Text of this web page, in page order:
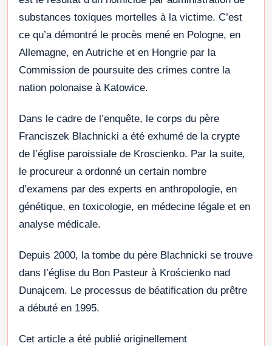
substances toxiques mortelles à la victime. C’est
ce qu’a démontré le procès mené en Pologne, en
Allemagne, en Autriche et en Hongrie par la
Commission de poursuite des crimes contre la
nation polonaise à Katowice.
Dans le cadre de l’enquête, le corps du père
Franciszek Blachnicki a été exhumé de la crypte
de l’église paroissiale de Kroscienko. Par la suite,
le procureur a ordonné un certain nombre
d’examens par des experts en anthropologie, en
génétique, en toxicologie, en médecine légale et en
analyse médicale.
Depuis 2000, la tombe du père Blachnicki se trouve
dans l’église du Bon Pasteur à Krościenko nad
Dunajcem. Le processus de béatification du prêtre
a débuté en 1995.
Cet article a été publié originellement